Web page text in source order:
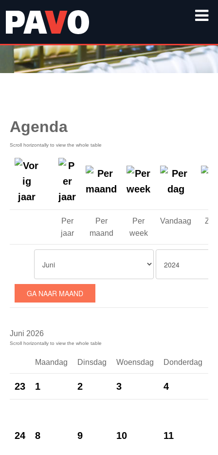
Agenda
Per
jaar
Per
maand
Per
week
Vandaag
GA NAAR MAAND
Juni 2026
Maandag Dinsdag Woensdag Donderdag
23 1 2 3 4
24 8 9 10 11